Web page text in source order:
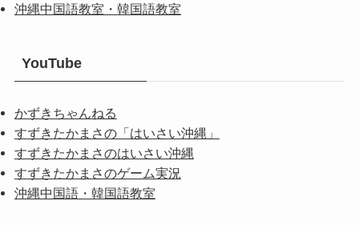
沖縄中国語教室・韓国語教室
YouTube
かずきちゃんねる
すずきたかまさの「はいさい沖縄」
すずきたかまさのはいさい沖縄
すずきたかまさのゲーム実況
沖縄中国語・韓国語教室